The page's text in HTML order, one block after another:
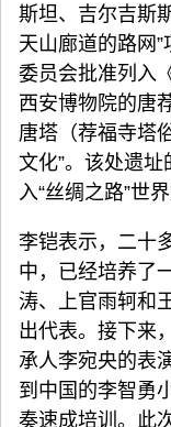
斯坦、吉尔吉斯
天山廊道的路网
委员会批准列入
西安博物院的唐
唐塔（荐福寺塔
文化”。该处遗
入“丝绸之路”世
李铠表示，二十
中，已经培养了
涛、上官雨轲和
出代表。接下来
承人李宛央的表
到中国的李智勇
奏速成培训。此